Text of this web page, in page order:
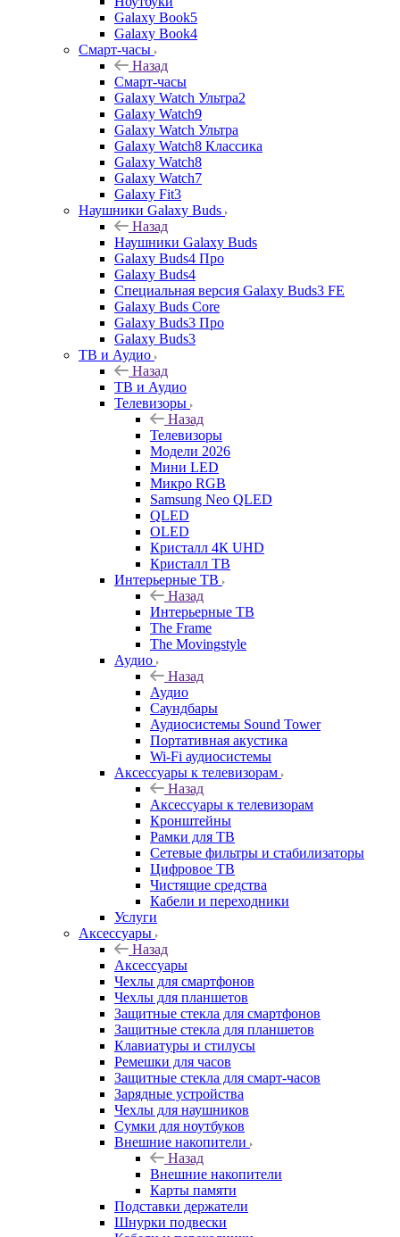
Galaxy Book5
Galaxy Book4
Смарт-часы
Назад
Смарт-часы
Galaxy Watch Ультра2
Galaxy Watch9
Galaxy Watch Ультра
Galaxy Watch8 Классика
Galaxy Watch8
Galaxy Watch7
Galaxy Fit3
Наушники Galaxy Buds
Назад
Наушники Galaxy Buds
Galaxy Buds4 Про
Galaxy Buds4
Специальная версия Galaxy Buds3 FE
Galaxy Buds Core
Galaxy Buds3 Про
Galaxy Buds3
ТВ и Аудио
Назад
ТВ и Аудио
Телевизоры
Назад
Телевизоры
Модели 2026
Мини LED
Микро RGB
Samsung Neo QLED
QLED
OLED
Кристалл 4К UHD
Кристалл ТВ
Интерьерные ТВ
Назад
Интерьерные ТВ
The Frame
The Movingstyle
Аудио
Назад
Аудио
Саундбары
Аудиосистемы Sound Tower
Портативная акустика
Wi-Fi аудиосистемы
Аксессуары к телевизорам
Назад
Аксессуары к телевизорам
Кронштейны
Рамки для ТВ
Сетевые фильтры и стабилизаторы
Цифровое ТВ
Чистящие средства
Кабели и переходники
Услуги
Аксессуары
Назад
Аксессуары
Чехлы для смартфонов
Чехлы для планшетов
Защитные стекла для смартфонов
Защитные стекла для планшетов
Клавиатуры и стилусы
Ремешки для часов
Защитные стекла для смарт-часов
Зарядные устройства
Чехлы для наушников
Сумки для ноутбуков
Внешние накопители
Назад
Внешние накопители
Карты памяти
Подставки держатели
Шнурки подвески